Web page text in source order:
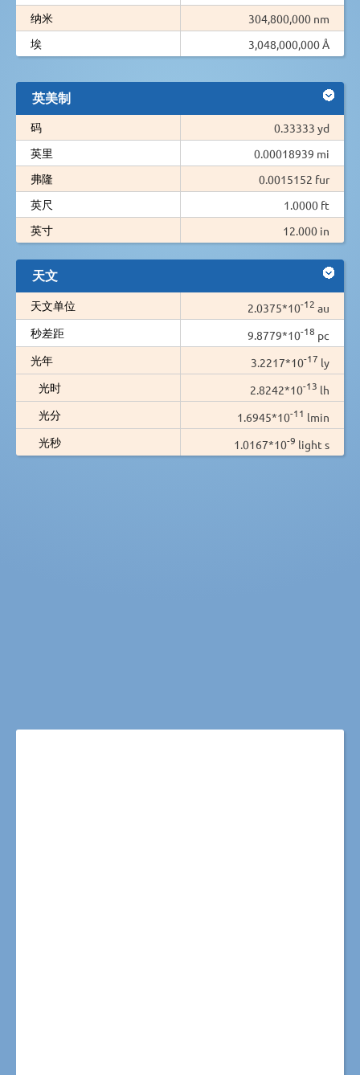
纳米
304,800,000 nm
埃
3,048,000,000 Å
英美制
码
0.33333 yd
英里
0.00018939 mi
弗隆
0.0015152 fur
英尺
1.0000 ft
英寸
12.000 in
天文
天文单位 2.0375*10-12 au
秒差距
9.8779*10-18 pc
光年
3.2217*10-17 ly
光时
2.8242*10-13 lh
光分
1.6945*10-11 lmin
光秒
1.0167*10-9 light s